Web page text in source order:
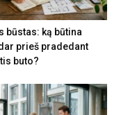
būstas: ką būtina
prieš pradedant
buto?